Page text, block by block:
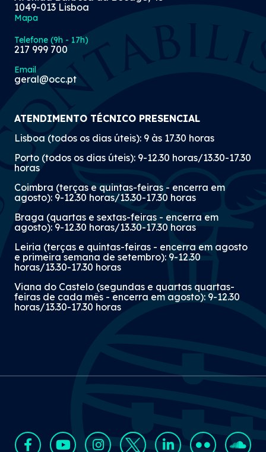
1049-013 Lisboa
Mapa
Telefone (9h - 17h)
217 999 700
Email
geral@occ.pt
ATENDIMENTO TÉCNICO PRESENCIAL
Lisboa (todos os dias úteis): 9 às 17.30 horas
Porto (todos os dias úteis): 9-12.30 horas/13.30-17.30
horas
Coimbra (terças e quintas-feiras - encerra em
agosto): 9-12.30 horas/13.30-17.30 horas
Braga (quartas e sextas-feiras - encerra em
agosto): 9-12.30 horas/13.30-17.30 horas
Leiria (terças e quintas-feiras - encerra em agosto
e primeira semana de setembro): 9-12.30
horas/13.30-17.30 horas
Viana do Castelo (segundas e quartas quartas-
feiras de cada mês - encerra em agosto): 9-12.30
horas/13.30-17.30 horas